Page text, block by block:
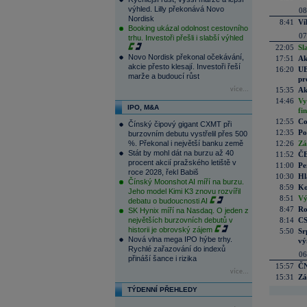
výhled. Lilly překonává Novo
Nordisk
Booking ukázal odolnost cestovního
trhu. Investoři přešli i slabší výhled
Novo Nordisk překonal očekávání,
akcie přesto klesají. Investoři řeší
marže a budoucí růst
více...
IPO, M&A
Čínský čipový gigant CXMT při
burzovním debutu vystřelil přes 500
%. Překonal i největší banku země
Stát by mohl dát na burzu až 40
procent akcií pražského letiště v
roce 2028, řekl Babiš
Čínský Moonshot AI míří na burzu.
Jeho model Kimi K3 znovu rozvířil
debatu o budoucnosti AI
SK Hynix míří na Nasdaq. O jeden z
největších burzovních debutů v
historii je obrovský zájem
Nová vlna mega IPO hýbe trhy.
Rychlé zařazování do indexů
přináší šance i rizika
více...
TÝDENNÍ PŘEHLEDY
8:41
22:05
17:51
16:20
15:35
14:46
12:55
12:35
12:26
11:52
11:00
10:30
8:59
8:51
8:47
8:14
5:50
15:57
15:31